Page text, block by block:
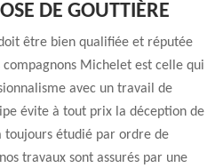
DE GOUTTIÈRE
être bien qualifiée et réputée
Michelet est celle qui
avec un travail de
évite à tout prix la déception de
toujours étudié par ordre de
travaux sont assurés par une